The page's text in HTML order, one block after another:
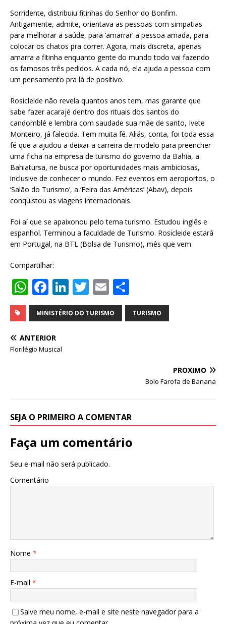
Sorridente, distribuiu fitinhas do Senhor do Bonfim.
Antigamente, admite, orientava as pessoas com simpatias
para melhorar a saúde, para ‘amarrar’ a pessoa amada, para
colocar os chatos pra correr. Agora, mais discreta, apenas
amarra a fitinha enquanto gente do mundo todo vai fazendo
os famosos três pedidos. A cada nó, ela ajuda a pessoa com
um pensamento pra lá de positivo.
Rosicleide não revela quantos anos tem, mas garante que
sabe fazer acarajé dentro dos rituais dos santos do
candomblé e lembra com saudade sua mãe de santo, Ivete
Monteiro, já falecida. Tem muita fé. Aliás, conta, foi toda essa
fé que a ajudou a deixar a carreira de modelo para preencher
uma ficha na empresa de turismo do governo da Bahia, a
Bahiatursa, ne busca por oportunidades mais ambiciosas,
inclusive de conhecer o mundo. Fez eventos em aeroportos, o
‘Salão do Turismo’, a ‘Feira das Américas’ (Abav), depois
conquistou as viagens internacionais.
Foi aí que se apaixonou pelo tema turismo. Estudou inglês e
espanhol. Terminou a faculdade de Turismo. Rosicleide estará
em Portugal, na BTL (Bolsa de Turismo), mês que vem.
Compartilhar:
W
h
at
s
A
F
a
c
e
b
Li
n
k
T
w
it
E
m
ai
h
ar
MINISTÉRIO DO TURISMO TURISMO
ANTERIOR
Florilégio Musical
PRÓXIMO
Bolo Farofa de Banana
SEJA O PRIMEIRO A COMENTAR
Faça um comentário
Seu e-mail não será publicado.
Comentário
Nome *
E-mail *
Salve meu nome, e-mail e site neste navegador para a